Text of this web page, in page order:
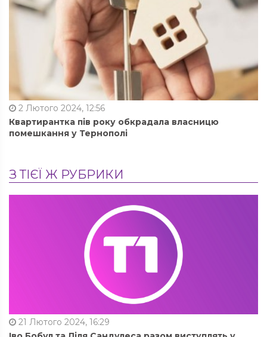
2 Лютого 2024, 12:56
Квартирантка пів року обкрадала власницю
помешкання у Тернополі
З ТІЄЇ Ж РУБРИКИ
21 Лютого 2024, 16:29